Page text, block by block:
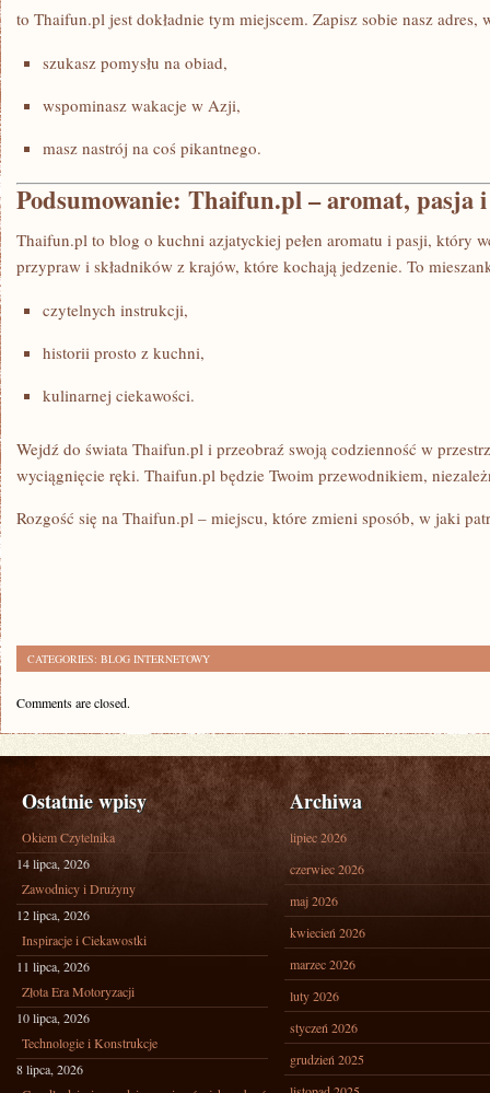
to Thaifun.pl jest dokładnie tym miejscem. Zapisz sobie nasz adres,
szukasz pomysłu na obiad,
wspominasz wakacje w Azji,
masz nastrój na coś pikantnego.
Podsumowanie: Thaifun.pl – aromat, pasja
Thaifun.pl to blog o kuchni azjatyckiej pełen aromatu i pasji, który
przypraw i składników z krajów, które kochają jedzenie. To
czytelnych instrukcji,
historii prosto z kuchni,
kulinarnej ciekawości.
Wejdź do świata Thaifun.pl i przeobraź swoją codzienność w
wyciągnięcie ręki. Thaifun.pl będzie Twoim przewodnikiem,
Rozgość się na Thaifun.pl – miejscu, które zmieni sposób, w jaki
CATEGORIES: BLOG INTERNETOWY
Comments are closed.
Ostatnie wpisy
Okiem Czytelnika
14 lipca, 2026
Zawodnicy i Drużyny
12 lipca, 2026
Inspiracje i Ciekawostki
11 lipca, 2026
Złota Era Motoryzacji
10 lipca, 2026
Technologie i Konstrukcje
8 lipca, 2026
Archiwa
lipiec 2026
czerwiec 2026
maj 2026
kwiecień 2026
marzec 2026
luty 2026
styczeń 2026
grudzień 2025